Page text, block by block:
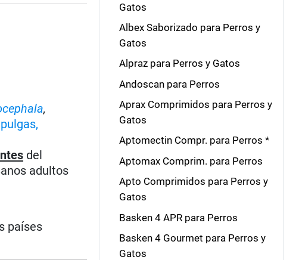
,
pulgas,
del
adultos
países
Gatos
Albex Saborizado para Perros y
Gatos
Alpraz para Perros y Gatos
Andoscan para Perros
Aprax Comprimidos para Perros y
Gatos
Aptomectin Compr. para Perros *
Aptomax Comprim. para Perros
Apto Comprimidos para Perros y
Gatos
Basken 4 APR para Perros
Basken 4 Gourmet para Perros y
Gatos